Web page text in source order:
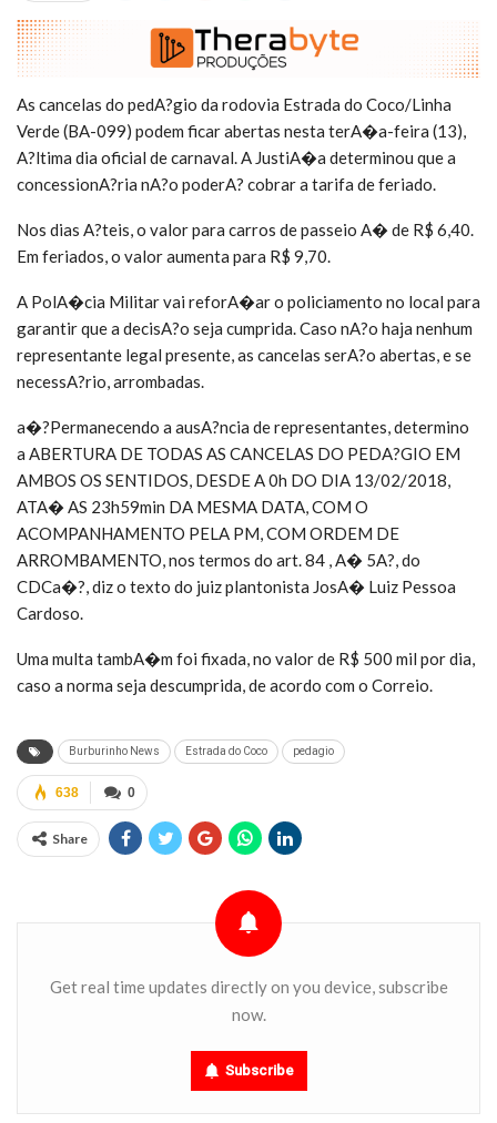
As cancelas do pedA?gio da rodovia Estrada do Coco/Linha
Verde (BA-099) podem ficar abertas nesta terA�a-feira (13),
A?ltima dia oficial de carnaval. A JustiA�a determinou que a
concessionA?ria nA?o poderA? cobrar a tarifa de feriado.
Nos dias A?teis, o valor para carros de passeio A� de R$ 6,40.
Em feriados, o valor aumenta para R$ 9,70.
A PolA�cia Militar vai reforA�ar o policiamento no local para
garantir que a decisA?o seja cumprida. Caso nA?o haja nenhum
representante legal presente, as cancelas serA?o abertas, e se
necessA?rio, arrombadas.
a�?Permanecendo a ausA?ncia de representantes, determino
a ABERTURA DE TODAS AS CANCELAS DO PEDA?GIO EM
AMBOS OS SENTIDOS, DESDE A 0h DO DIA 13/02/2018,
ATA� AS 23h59min DA MESMA DATA, COM O
ACOMPANHAMENTO PELA PM, COM ORDEM DE
ARROMBAMENTO, nos termos do art. 84 , A� 5A?, do
CDCa�?, diz o texto do juiz plantonista JosA� Luiz Pessoa
Cardoso.
Uma multa tambA�m foi fixada, no valor de R$ 500 mil por dia,
caso a norma seja descumprida, de acordo com o Correio.
Burburinho News Estrada do Coco pedagio
0
638
Share
Get real time updates directly on you device, subscribe
now.
Subscribe